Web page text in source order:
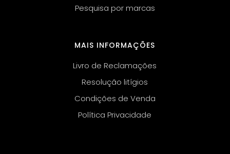
Pesquisa por marcas
MAIS INFORMAÇÕES
Livro de Reclamações
Resolução litígios
Condições de Venda
Política Privacidade